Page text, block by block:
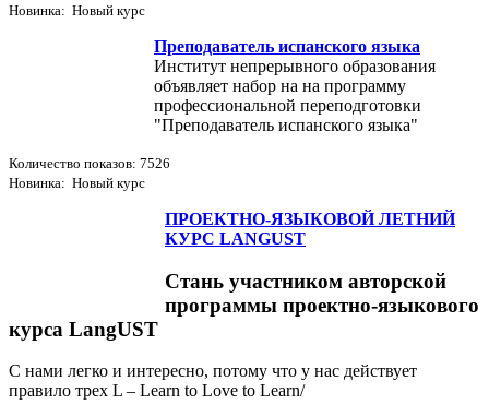
Новинка: Новый курс
Преподаватель испанского языка
Институт непрерывного образования
объявляет набор на на программу
профессиональной переподготовки
"Преподаватель испанского языка"
Количество показов: 7526
Новинка: Новый курс
ПРОЕКТНО-ЯЗЫКОВОЙ ЛЕТНИЙ
КУРС LANGUST
Стань участником авторской
программы проектно-языкового
курса LangUST
С нами легко и интересно, потому что у нас действует
правило трех L – Learn to Love to Learn/